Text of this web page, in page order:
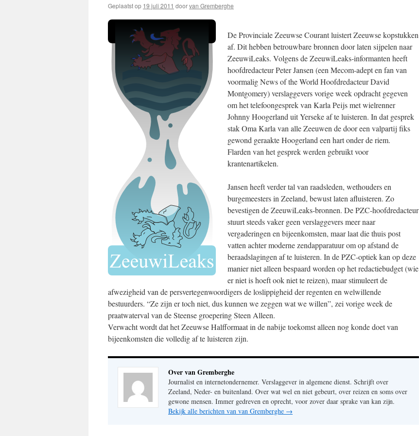
Geplaatst op 19 juli 2011 doorvan Gremberghe
De Provinciale Zeeuwse Courant luistert Zeeuwse kopstukken
af. Dit hebben betrouwbare bronnen door laten sijpelen naar
ZeeuwiLeaks. Volgens de ZeeuwiLeaks-informanten heeft
hoofdredacteur Peter Jansen (een Mecom-adept en fan van
voormalig News of the World Hoofdredacteur David
Montgomery) verslaggevers vorige week opdracht gegeven
om het telefoongesprek van Karla Peijs met wielrenner
Johnny Hoogerland uit Yerseke af te luisteren. In dat gesprek
stak Oma Karla van alle Zeeuwen de door een valpartij fiks
gewond geraakte Hoogerland een hart onder de riem.
Flarden van het gesprek werden gebruikt voor
krantenartikelen.
Jansen heeft verder tal van raadsleden, wethouders en
burgemeesters in Zeeland, bewust laten afluisteren. Zo
bevestigen de ZeeuwiLeaks-bronnen. De PZC-hoofdredacteur
stuurt steeds vaker geen verslaggevers meer naar
vergaderingen en bijeenkomsten, maar laat die thuis post
vatten achter moderne zendapparatuur om op afstand de
beraadslagingen af te luisteren. In de PZC-optiek kan op deze
manier niet alleen bespaard worden op het redactiebudget (wie
er niet is hoeft ook niet te reizen), maar stimuleert de
afwezigheid van de persvertegenwoordigers de loslippigheid der regenten en welwillende
bestuurders. “Ze zijn er toch niet, dus kunnen we zeggen wat we willen”, zei vorige week de
praatwaterval van de Steense groepering Steen Alleen.
Verwacht wordt dat het Zeeuwse Halfformaat in de nabije toekomst alleen nog konde doet van
bijeenkomsten die volledig af te luisteren zijn.
Over van Gremberghe
Journalist en internetondernemer. Verslaggever in algemene dienst. Schrijft over
Zeeland, Neder- en buitenland. Over wat wel en niet gebeurt, over reizen en soms over
gewone mensen. Immer gedreven en oprecht, voor zover daar sprake van kan zijn.
Bekijk alle berichten van van Gremberghe →